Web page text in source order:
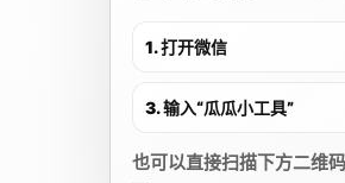
1. 打开微信
3. 输入“瓜瓜小工具”
也可以直接扫描下方二维